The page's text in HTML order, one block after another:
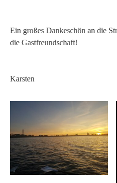
Ein großes Dankeschön an die
die Gastfreundschaft!
Karsten